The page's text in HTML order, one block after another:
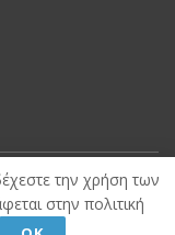
reserved.
την χρήση των
στην πολιτική